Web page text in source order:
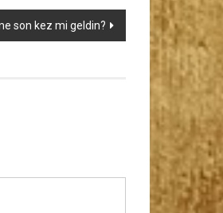
son kez mi geldin?